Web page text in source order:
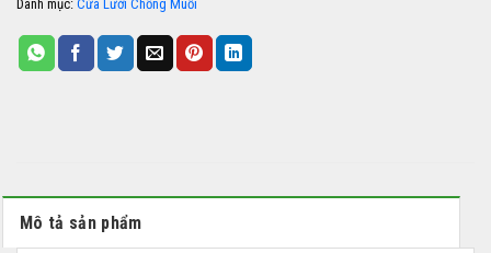
Danh mục: Cửa Lưới Chống Muỗi
Mô tả sản phẩm